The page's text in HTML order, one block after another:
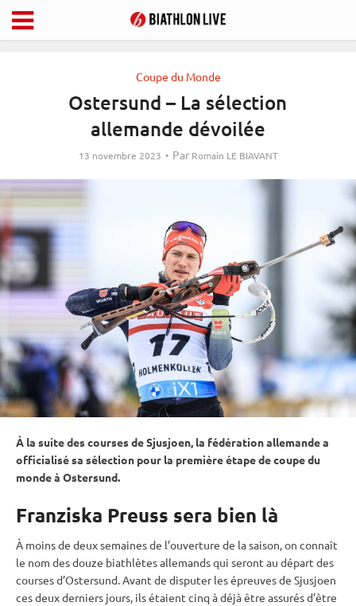
Coupe du Monde
Ostersund – La sélection
allemande dévoilée
13 novembre 2023 Par Romain LE BIAVANT
À la suite des courses de Sjusjoen, la fédération allemande a
officialisé sa sélection pour la première étape decoupe du
mondeà Ostersund.
Franziska Preuss sera bien là
À moins de deux semaines de l’ouverture de la saison, on connaît
le nom des douze biathlètes allemands qui seront au départ des
courses d’Ostersund. Avant de disputer les épreuves de Sjusjoen
ces deux derniers jours, ils étaient cinq à déjà être assurés d’être